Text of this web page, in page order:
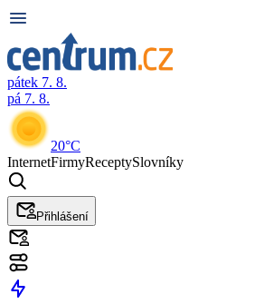
pátek 7. 8.
pá 7. 8.
20°C
InternetFirmyReceptySlovníky
Přihlášení